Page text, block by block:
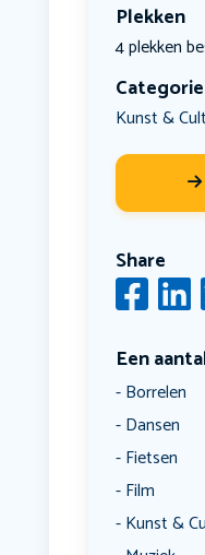
Plekken
4 plekken
Categorie
Kunst &
Share
Een
Borrelen
Dansen
Fietsen
Film
Kunst &